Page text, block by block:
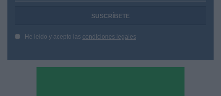
He leído y acepto las condiciones legales